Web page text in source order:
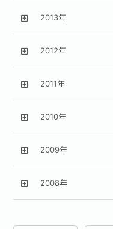
2013年
2012年
2011年
2010年
2009年
2008年